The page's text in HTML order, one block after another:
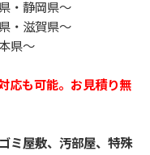
・静岡県～
・滋賀県～
県～
応も可能。お見積り無
ミ屋敷、汚部屋、特殊